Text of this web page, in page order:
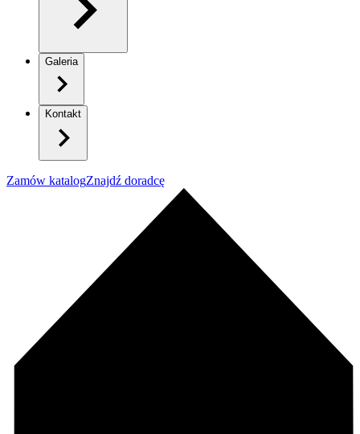
Galeria
Kontakt
Zamów katalogZnajdź doradcę